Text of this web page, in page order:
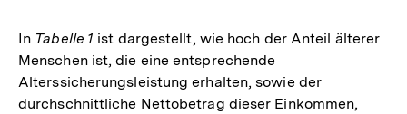
der
Fußnote
In Tabelle 1 ist dargestellt, wie hoch der Anteil älterer
Menschen ist, die eine entsprechende
Alterssicherungsleistung erhalten, sowie der
durchschnittliche Nettobetrag dieser Einkommen,